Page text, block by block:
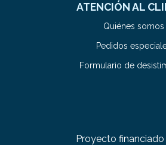
ATENCIÓN AL
Quiénes somos
Pedidos
Formulario de
Proyecto